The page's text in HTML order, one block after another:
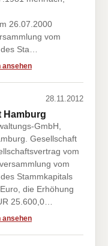
26.07.2000
vom
Sta…
ansehen
28.11.2012
Hamburg
GmbH,
Gesellschaft
vom
vom
Stammkapitals
die Erhöhung
25.600,0…
ansehen